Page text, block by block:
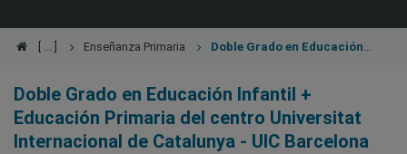
Enseñanza Primaria
Doble Grado en Educación Infantil +
Educación Primaria del centro Universitat
Internacional de Catalunya - UIC Barcelona